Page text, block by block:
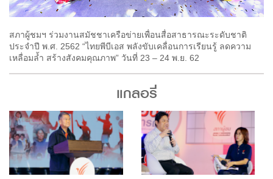
สภาผู้ชมฯ ร่วมงานสมัชชาเครือข่ายเพื่อนสื่อสาธารณะระดับชาติ
ประจำปี พ.ศ. 2562 “ไทยพีบีเอส พลังขับเคลื่อนการเรียนรู้ ลดความ
เหลื่อมล้ำ สร้างสังคมคุณภาพ” วันที่ 23 – 24 พ.ย. 62
แกลอรี่